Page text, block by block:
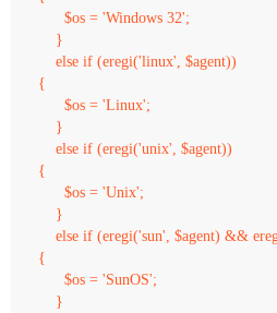
      $os = 'Windows 32';
    }
    else if (eregi('linux', $agent))
{
      $os = 'Linux';
    }
    else if (eregi('unix', $agent))
{
      $os = 'Unix';
    }
else if (eregi('sun', $agent) &&
{
      $os = 'SunOS';
    }